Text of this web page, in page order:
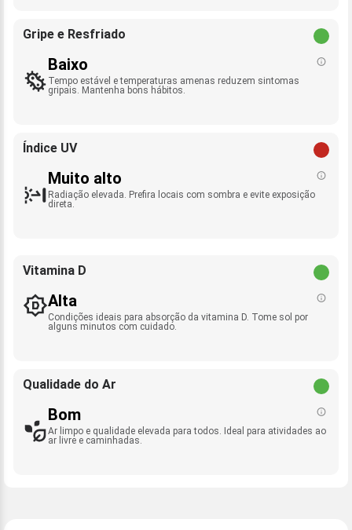
Gripe e Resfriado
Baixo
Tempo estável e temperaturas amenas reduzem sintomas
gripais. Mantenha bons hábitos.
Índice UV
Muito alto
Radiação elevada. Prefira locais com sombra e evite exposição
direta.
Vitamina D
Alta
Condições ideais para absorção da vitamina D. Tome sol por
alguns minutos com cuidado.
Qualidade do Ar
Bom
Ar limpo e qualidade elevada para todos. Ideal para atividades ao
ar livre e caminhadas.